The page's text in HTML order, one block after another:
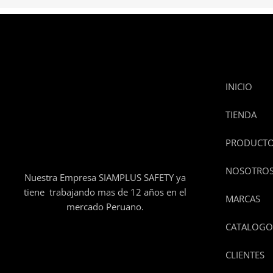
Nuestra Empresa SIAMPLUS SAFETY ya
tiene trabajando mas de 12 años en el
mercado Peruano.
INICIO
TIENDA
MARCAS
CATALOGO
CLIENTES